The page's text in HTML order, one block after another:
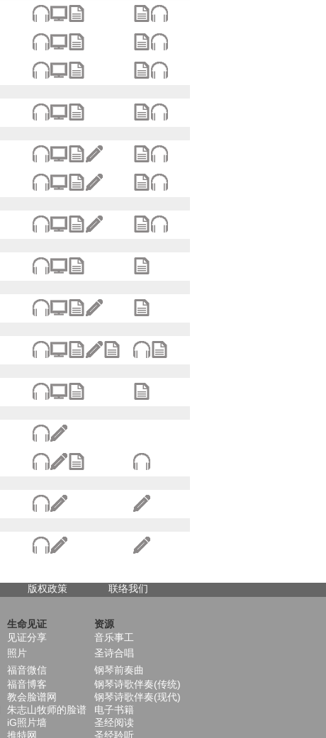
版权政策 联络我们
生命见证
资源
见证分享
音乐事工
照片
圣诗合唱
福音微信
钢琴前奏曲
福音博客
钢琴诗歌伴奏(传统)
教会脸谱网
钢琴诗歌伴奏(现代)
朱志山牧师的脸谱
电子书籍
iG照片墙
圣经阅读
推特网 圣经聆听